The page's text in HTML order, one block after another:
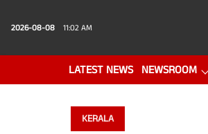
2026-08-08 11:02 AM
LATEST NEWS NEWSROOM
KERALA